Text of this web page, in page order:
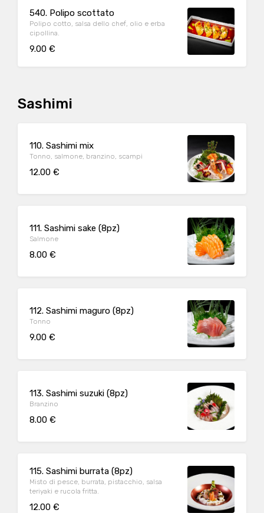
540. Polipo scottato
Polipo cotto, salsa dello chef, olio e erba
cipollina.
9.00 €
Sashimi
110. Sashimi mix
Tonno, salmone, branzino, scampi
12.00 €
111. Sashimi sake (8pz)
Salmone
8.00 €
112. Sashimi maguro (8pz)
Tonno
9.00 €
113. Sashimi suzuki (8pz)
Branzino
8.00 €
115. Sashimi burrata (8pz)
Misto di pesce, burrata, pistacchio, salsa
teriyaki e rucola fritta.
12.00 €